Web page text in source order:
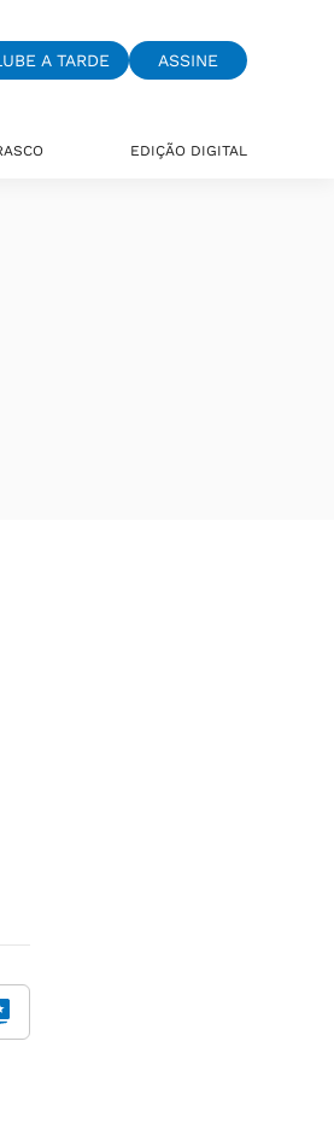
A TARDE ASSINE
EDIÇÃO DIGITAL